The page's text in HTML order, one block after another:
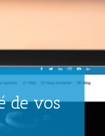
de vos